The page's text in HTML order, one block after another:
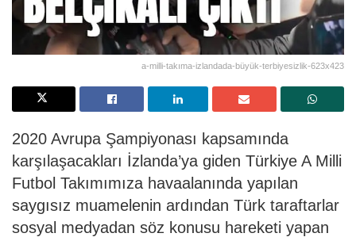
a-milli-takıma-izlandada-büyük-terbiyesizlik-623x423
2020 Avrupa Şampiyonası kapsamında
karşılaşacakları İzlanda’ya giden Türkiye A Milli
Futbol Takımımıza havaalanında yapılan
saygısız muamelenin ardından Türk taraftarlar
sosyal medyadan söz konusu hareketi yapan